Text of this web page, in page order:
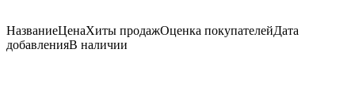
НазваниеЦенаХиты продажОценка покупателейДата
добавленияВ наличии